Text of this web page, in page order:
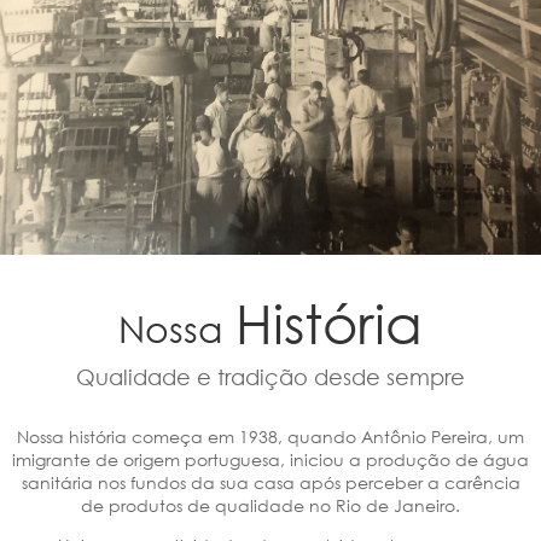
Nossa História
Qualidade e tradição desde sempre
Nossa história começa em 1938, quando Antônio Pereira, um
imigrante de origem portuguesa, iniciou a produção de água
sanitária nos fundos da sua casa após perceber a carência
de produtos de qualidade no Rio de Janeiro.